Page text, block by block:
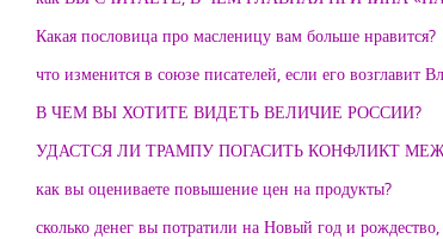
Какая пословица про масленицу вам больше нравится?
что изменится в союзе писателей, если его возглавит
В ЧЕМ ВЫ ХОТИТЕ ВИДЕТЬ ВЕЛИЧИЕ РОССИИ?
УДАСТСЯ ЛИ ТРАМПУ ПОГАСИТЬ КОНФЛИКТ
как вы оцениваете повышение цен на продукты?
сколько денег вы потратили на Новый год и